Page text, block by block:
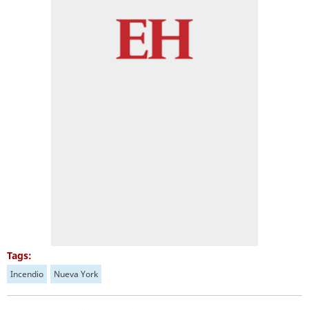
Tags:
Incendio Nueva York